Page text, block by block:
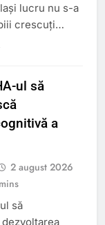
lucru nu s-a
crescuți…
ul să
a
2 august 2026
să